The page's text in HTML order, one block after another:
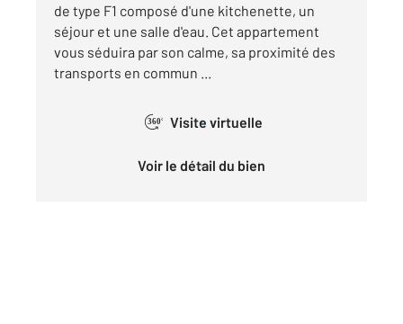
de type F1 composé d'une kitchenette, un
séjour et une salle d'eau. Cet appartement
vous séduira par son calme, sa proximité des
transports en commun ...
360° Visite virtuelle
Voir le détail du bien